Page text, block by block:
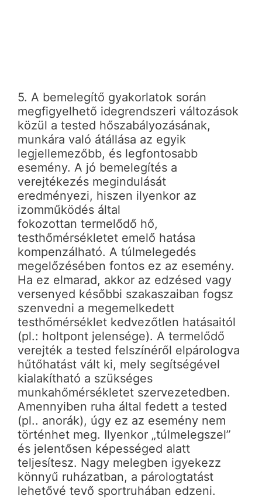
5. A bemelegítő gyakorlatok során
megfigyelhető idegrendszeri változások
közül a tested hőszabályozásának,
munkára való átállása az egyik
legjellemezőbb, és legfontosabb
esemény. A jó bemelegítés a
verejtékezés megindulását
eredményezi, hiszen ilyenkor az
izomműködés által
fokozottan termelődő hő,
testhőmérsékletet emelő hatása
kompenzálható. A túlmelegedés
megelőzésében fontos ez az esemény.
Ha ez elmarad, akkor az edzésed vagy
versenyed későbbi szakaszaiban fogsz
szenvedni a megemelkedett
testhőmérséklet kedvezőtlen hatásaitól
(pl.: holtpont jelensége). A termelődő
verejték a tested felszínéről elpárologva
hűtőhatást vált ki, mely segítségével
kialakítható a szükséges
munkahőmérsékletet szervezetedben.
Amennyiben ruha által fedett a tested
(pl.. anorák), úgy ez az esemény nem
történhet meg. Ilyenkor „túlmelegszel”
és jelentősen képességed alatt
teljesítesz. Nagy melegben igyekezz
könnyű ruházatban, a párologtatást
lehetővé tevő sportruhában edzeni.